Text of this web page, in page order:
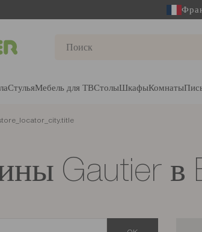
СтульяМебель для ТВСтолыШкафыКомнаты
Gautier в